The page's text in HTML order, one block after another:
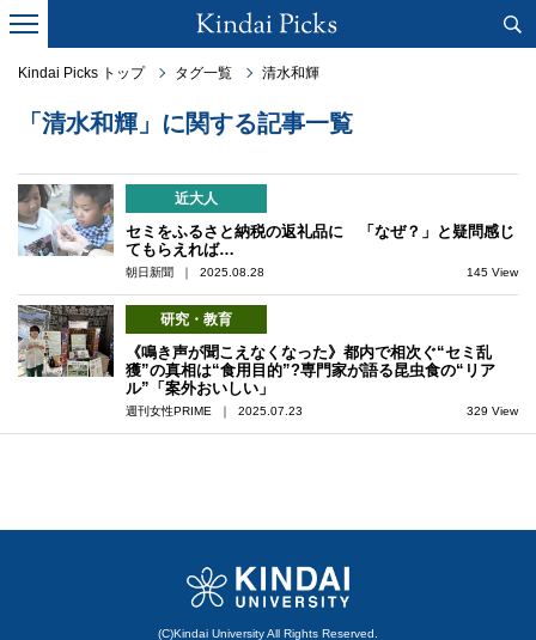
Kindai Picks トップ タグ一覧 清水和輝
「清水和輝」に関する記事一覧
近大人
セミをふるさと納税の返礼品に 「なぜ？」と疑問感じ
てもらえれば…
朝日新聞 ｜ 2025.08.28 145 View
研究・教育
《鳴き声が聞こえなくなった》都内で相次ぐ“セミ乱
獲”の真相は“食用目的”?専門家が語る昆虫食の“リア
ル”「案外おいしい」
週刊女性PRIME ｜ 2025.07.23 329 View
(C)Kindai University All Rights Reserved.